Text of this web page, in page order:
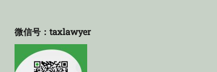
微信号：taxlawyer